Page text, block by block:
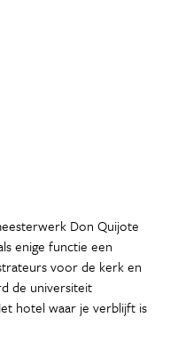
Don Quijote
enige functie een
voor de kerk en
de universiteit
hotel waar je verblijft is